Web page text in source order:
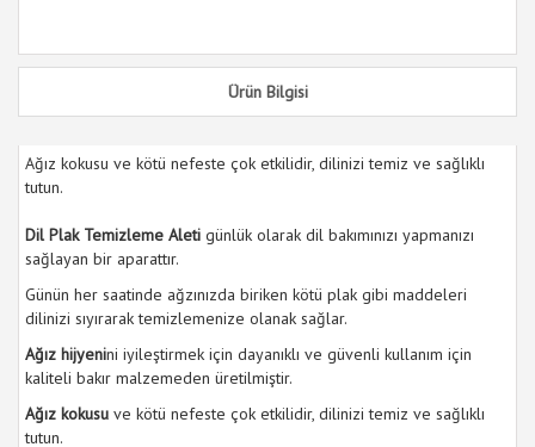
Ürün Bilgisi
Ağız kokusu ve kötü nefeste çok etkilidir, dilinizi temiz ve sağlıklı
tutun.
Dil Plak Temizleme Aleti günlük olarak dil bakımınızı yapmanızı
sağlayan bir aparattır.
Günün her saatinde ağzınızda biriken kötü plak gibi maddeleri
dilinizi sıyırarak temizlemenize olanak sağlar.
Ağız hijyenini iyileştirmek için dayanıklı ve güvenli kullanım için
kaliteli bakır malzemeden üretilmiştir.
Ağız kokusu ve kötü nefeste çok etkilidir, dilinizi temiz ve sağlıklı
tutun.